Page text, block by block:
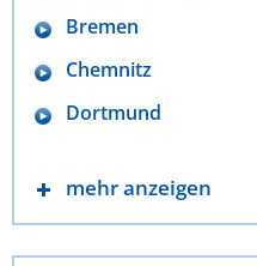
Bremen
Chemnitz
Dortmund
mehr anzeigen